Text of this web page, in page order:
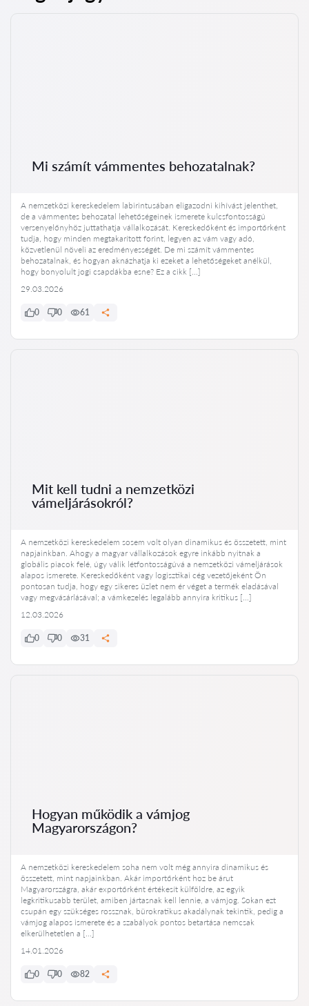
Mi számít vámmentes behozatalnak?
A nemzetközi kereskedelem labirintusában eligazodni kihívást jelenthet,
de a vámmentes behozatal lehetőségeinek ismerete kulcsfontosságú
versenyelőnyhöz juttathatja vállalkozását. Kereskedőként és importőrként
tudja, hogy minden megtakarított forint, legyen az vám vagy adó,
közvetlenül növeli az eredményességét. De mi számít vámmentes
behozatalnak, és hogyan aknázhatja ki ezeket a lehetőségeket anélkül,
hogy bonyolult jogi csapdákba esne? Ez a cikk […]
29.03.2026
0 0 61
Mit kell tudni a nemzetközi
vámeljárásokról?
A nemzetközi kereskedelem sosem volt olyan dinamikus és összetett, mint
napjainkban. Ahogy a magyar vállalkozások egyre inkább nyitnak a
globális piacok felé, úgy válik létfontosságúvá a nemzetközi vámeljárások
alapos ismerete. Kereskedőként vagy logisztikai cég vezetőjeként Ön
pontosan tudja, hogy egy sikeres üzlet nem ér véget a termék eladásával
vagy megvásárlásával; a vámkezelés legalább annyira kritikus […]
12.03.2026
0 0 31
Hogyan működik a vámjog
Magyarországon?
A nemzetközi kereskedelem soha nem volt még annyira dinamikus és
összetett, mint napjainkban. Akár importőrként hoz be árut
Magyarországra, akár exportőrként értékesít külföldre, az egyik
legkritikusabb terület, amiben jártasnak kell lennie, a vámjog. Sokan ezt
csupán egy szükséges rossznak, bürokratikus akadálynak tekintik, pedig a
vámjog alapos ismerete és a szabályok pontos betartása nemcsak
elkerülhetetlen a […]
14.01.2026
0 0 82